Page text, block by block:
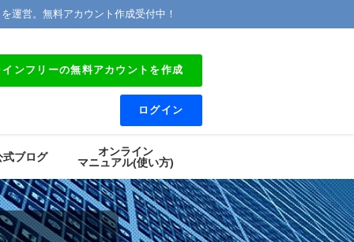
運営。無料アカウント作成受付中！
インフリーの無料アカウントを作成
ログイン
式ブログ
オンライン
マニュアル(使い方)